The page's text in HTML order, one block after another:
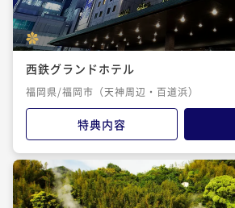
西鉄グランドホテル
福岡県/福岡市（天神周辺・百道浜）
特典内容